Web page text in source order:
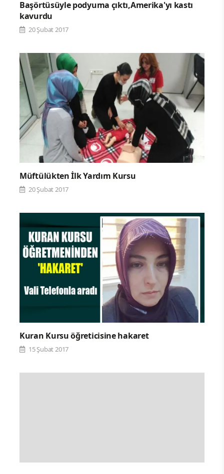
Başörtüsüyle podyuma çıktı,Amerika'yı kastı
kavurdu
20 Şubat 2017
Müftülükten İlk Yardım Kursu
20 Şubat 2017
Kuran Kursu öğreticisine hakaret
15 Şubat 2017